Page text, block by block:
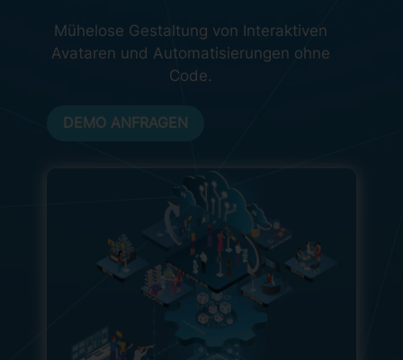
Mühelose Gestaltung von Interaktiven
Avataren und Automatisierungen ohne
Code.
DEMO ANFRAGEN